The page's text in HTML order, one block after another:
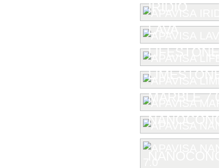
IRIDIO
LAVA
LIFESTONE
LIMESTONE
MARBLE 7.0